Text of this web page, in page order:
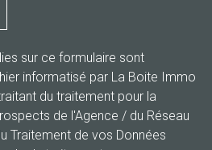
sur ce formulaire sont
informatisé par La Boite Immo
du traitement pour la
de l'Agence / du Réseau
Traitement de vos Données